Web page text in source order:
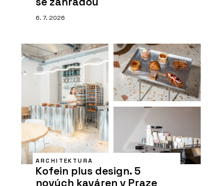
6. 7. 2026
ARCHITEKTURA
Kofein plus design. 5
nových kaváren v Praze